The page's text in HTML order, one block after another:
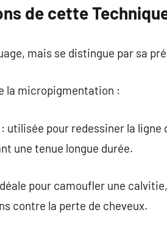
de cette
mais se distingue par sa
la micropigmentation :
pour redessiner la
une tenue longue durée.
pour camoufler une
contre la perte de cheveux.